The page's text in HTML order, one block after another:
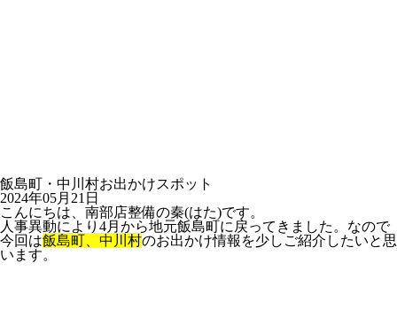
飯島町・中川村お出かけスポット
2024年05月21日
こんにちは、南部店整備の秦(はた)です。
人事異動により4月から地元飯島町に戻ってきました。なので
今回は飯島町、中川村のお出かけ情報を少しご紹介したいと思
います。